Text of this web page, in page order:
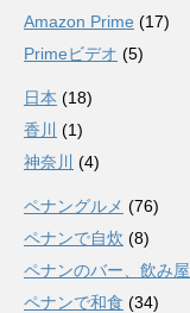
Amazon Prime (17)
Primeビデオ (5)
日本 (18)
香川
(1)
神奈川
(4)
ペナングルメ (76)
ペナンで自炊 (8)
ペナンのバー、飲み屋
ペナンで和食 (34)